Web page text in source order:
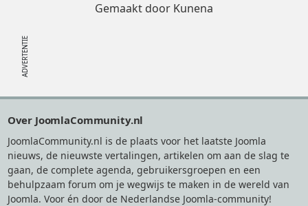
Gemaakt door Kunena
Over JoomlaCommunity.nl
JoomlaCommunity.nl is de plaats voor het laatste Joomla
nieuws, de nieuwste vertalingen, artikelen om aan de slag te
gaan, de complete agenda, gebruikersgroepen en een
behulpzaam forum om je wegwijs te maken in de wereld van
Joomla. Voor én door de Nederlandse Joomla-community!